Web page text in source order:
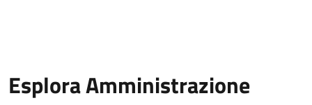
Esplora Amministrazione